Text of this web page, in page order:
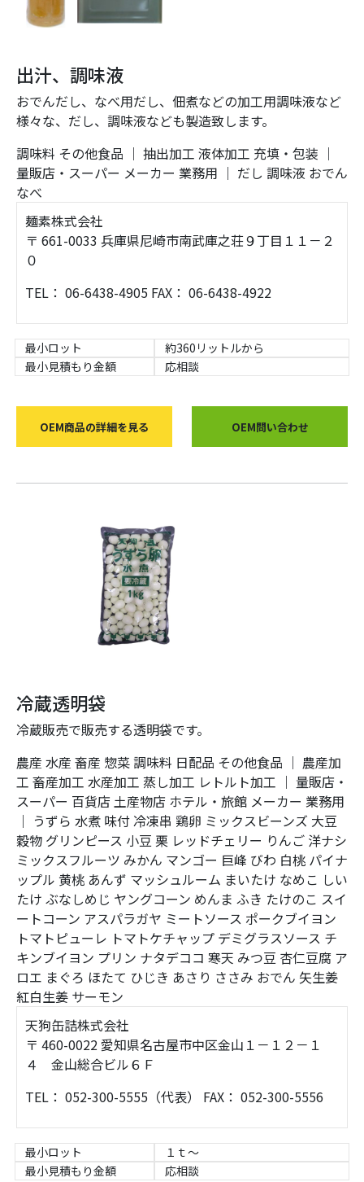
出汁、調味液
おでんだし、なべ用だし、佃煮などの加工用調味液など
様々な、だし、調味液なども製造致します。
調味料 その他食品 ｜ 抽出加工 液体加工 充填・包装 ｜
量販店・スーパー メーカー 業務用 ｜ だし 調味液 おでん
なべ
麺素株式会社
〒 661-0033 兵庫県尼崎市南武庫之荘９丁目１１－２
０
TEL： 06-6438-4905 FAX： 06-6438-4922
最小ロット
約360リットルから
最小見積もり金額
応相談
OEM商品の詳細を見る OEM問い合わせ
冷蔵透明袋
冷蔵販売で販売する透明袋です。
農産 水産 畜産 惣菜調味料 日配品 その他食品 ｜ 農産加
工 畜産加工 水産加工 蒸し加工 レトルト加工 ｜ 量販店・
スーパー 百貨店土産物店 ホテル・旅館 メーカー 業務用
｜ うずら 水煮 味付冷凍串 鶏卵 ミックスビーンズ 大豆
穀物 グリンピース 小豆 栗 レッドチェリー りんご 洋ナシ
ミックスフルーツ みかん マンゴー 巨峰 びわ 白桃 パイナ
ップル 黄桃 あんず マッシュルーム まいたけ なめこ しい
たけ ぶなしめじ ヤングコーン めんま ふき たけのこ スイ
ートコーン アスパラガヤ ミートソース ポークブイヨン
トマトピューレ トマトケチャップ デミグラスソース チ
キンブイヨン プリン ナタデココ 寒天 みつ豆 杏仁豆腐 ア
ロエ まぐろ ほたて ひじき あさり ささみ おでん 矢生姜
紅白生姜 サーモン
天狗缶詰株式会社
〒 460-0022 愛知県名古屋市中区金山１－１２－１
４ 金山総合ビル６Ｆ
TEL： 052-300-5555（代表） FAX： 052-300-5556
最小ロット
１ｔ～
最小見積もり金額
応相談